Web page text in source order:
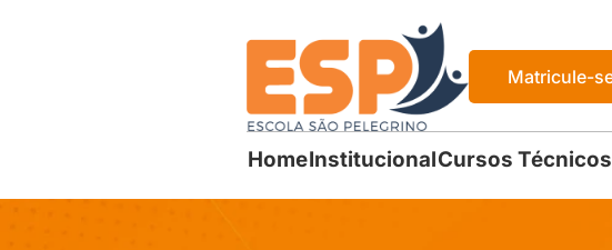
Matricule-
HomeInstitucionalCursos Técnicos